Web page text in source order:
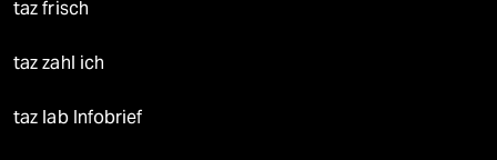
taz frisch
taz zahl ich
taz lab Infobrief